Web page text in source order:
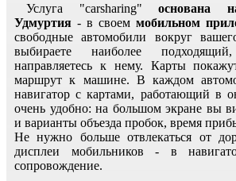
Услуга "carsharing" основана
Удмуртия - в своем мобильном
свободные автомобили вокруг
выбираете наиболее
направляетесь к нему. Карты
маршрут к машине. В каждом
навигатор с картами, работающий в
очень удобно: на большом экране вы
и варианты объезда пробок, время
Не нужно больше отвлекаться от
дисплеи мобильников - в
сопровождение.